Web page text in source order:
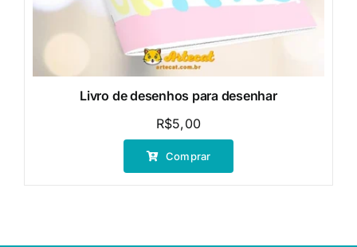
Livro de desenhos para desenhar
R$5,00
Comprar